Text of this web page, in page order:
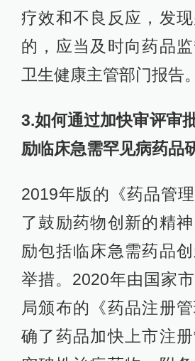
疗效和不良反应，发
的，应当及时向药品
卫生健康主管部门报告。
3.如何通过加快审评审
励临床急需罕见病药品
2019年版的《药品管
了鼓励药物创新的精
励包括临床急需药品
举措。2020年由国家
局颁布的《药品注册
确了药品加快上市注